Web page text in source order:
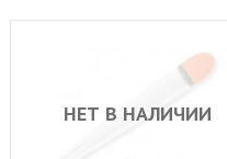
НЕТ В НАЛИЧИИ